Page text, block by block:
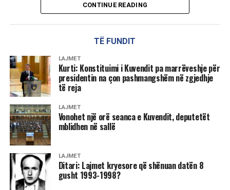
sipas departamenteve ofruan një ndërthurje të fuqishme
teknologjitë e së ardhmes si përdorimi i algoritmeve të
Machine Learning kundër sulmeve kibernetike, robotika,
siguria kibernetike përmes garës HackBound, teknologjitë
Paralelisht, Fakulteti i Inxhinierisë së Energjisë i kushtoi
vëmendje “Sfidave të Tranzicionit të Energjisë së
Qëndrueshme”, duke mbuluar operimin e rrjetit të
shpërndarjes, efiçiencën e energjisë, ndërtesat inteligjente
(Smart Buildings & BMS), si dhe rolin e hidrocentraleve.
CONTINUE READING
TË FUNDIT
LAJMET
Kurti: Konstituimi i Kuvendit pa marrëveshje për
presidentin na çon pashmangshëm në zgjedhje
të reja
LAJMET
Vonohet një orë seanca e Kuvendit, deputetët
mblidhen në sallë
LAJMET
Ditari: Lajmet kryesore që shënuan datën 8
gusht 1993-1998?